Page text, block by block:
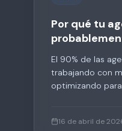
Por qué tu
El 90% de las
trabajando con
optimizando
preguntar.
16 de abril de